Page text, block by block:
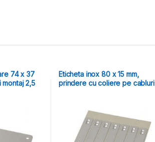
74 x 37
montaj 2,5
Eticheta inox 80 x 15 mm,
prindere cu coliere pe cabluri